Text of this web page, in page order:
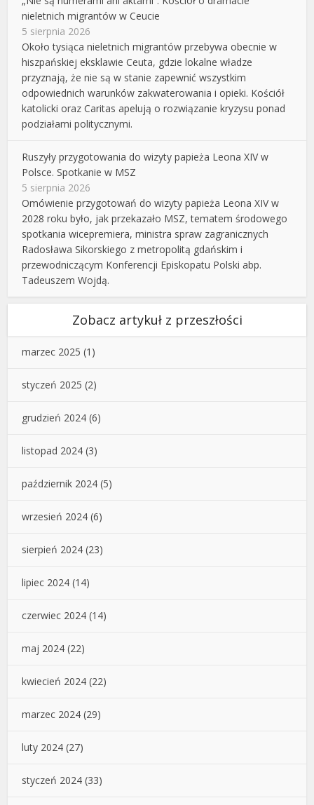
nieletnich migrantów w Ceucie
5 sierpnia 2026
Około tysiąca nieletnich migrantów przebywa obecnie w
hiszpańskiej eksklawie Ceuta, gdzie lokalne władze
przyznają, że nie są w stanie zapewnić wszystkim
odpowiednich warunków zakwaterowania i opieki. Kościół
katolicki oraz Caritas apelują o rozwiązanie kryzysu ponad
podziałami politycznymi.
Ruszyły przygotowania do wizyty papieża Leona XIV w
Polsce. Spotkanie w MSZ
5 sierpnia 2026
Omówienie przygotowań do wizyty papieża Leona XIV w
2028 roku było, jak przekazało MSZ, tematem środowego
spotkania wicepremiera, ministra spraw zagranicznych
Radosława Sikorskiego z metropolitą gdańskim i
przewodniczącym Konferencji Episkopatu Polski abp.
Tadeuszem Wojdą.
Zobacz artykuł z przeszłości
marzec 2025 (1)
styczeń 2025 (2)
grudzień 2024 (6)
listopad 2024 (3)
październik 2024 (5)
wrzesień 2024 (6)
sierpień 2024 (23)
lipiec 2024 (14)
czerwiec 2024 (14)
maj 2024 (22)
kwiecień 2024 (22)
marzec 2024 (29)
luty 2024 (27)
styczeń 2024 (33)